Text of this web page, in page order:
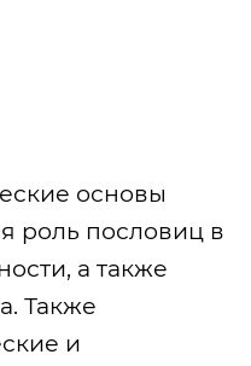
основы
роль пословиц в
а также
Также
и